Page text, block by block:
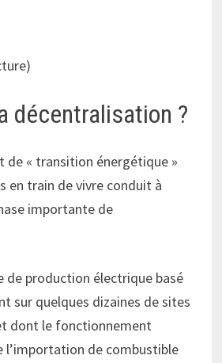
décentralisation ?
de « transition énergétique »
en train de vivre conduit à
importante de
de production électrique basé
sur quelques dizaines de sites
dont le fonctionnement
l’importation de combustible